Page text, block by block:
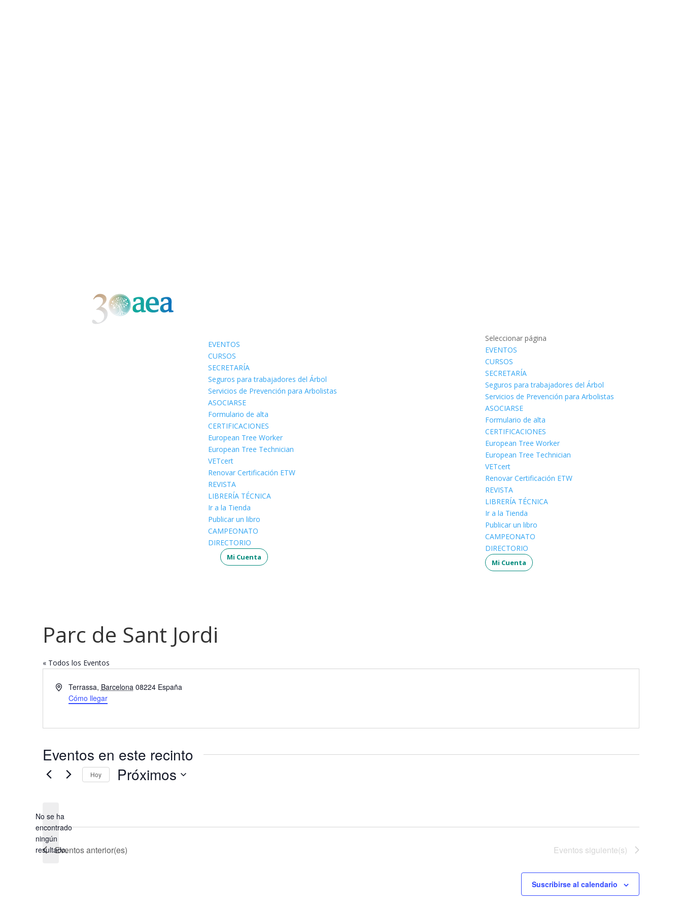
EVENTOS
CURSOS
SECRETARÍA
Seguros para trabajadores del Árbol
Servicios de Prevención para Arbolistas
ASOCIARSE
Formulario de alta
CERTIFICACIONES
European Tree Worker
European Tree Technician
VETcert
Renovar Certificación ETW
REVISTA
LIBRERÍA TÉCNICA
Ir a la Tienda
Publicar un libro
CAMPEONATO
DIRECTORIO
Mi Cuenta
Seleccionar página
EVENTOS
CURSOS
SECRETARÍA
Seguros para trabajadores del Árbol
Servicios de Prevención para Arbolistas
ASOCIARSE
Formulario de alta
CERTIFICACIONES
European Tree Worker
European Tree Technician
VETcert
Renovar Certificación ETW
REVISTA
LIBRERÍA TÉCNICA
Ir a la Tienda
Publicar un libro
CAMPEONATO
DIRECTORIO
Mi Cuenta
Parc de Sant Jordi
« Todos los Eventos
Dirección
Terrassa, Barcelona 08224 España
Cómo llegar
Eventos en este recinto
Aviso
No se ha
encontrado
ningún
resultado.
Hoy Próximos
Eventosanterior(es) Eventos siguiente(s)
Suscribirse al calendario